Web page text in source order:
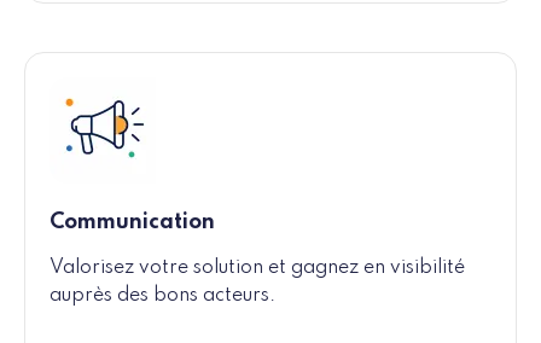
Communication
Valorisez votre solution et gagnez en visibilité
auprès des bons acteurs.